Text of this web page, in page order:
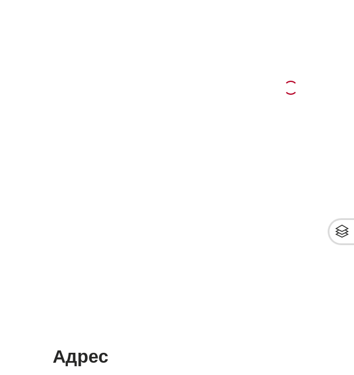
Адрес